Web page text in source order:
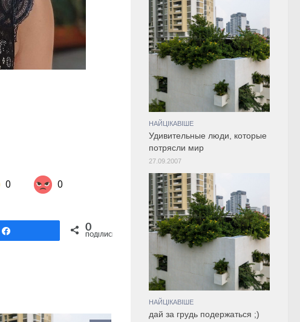
0 0
Share on Twitter 0
ПОДІЛИСЬ
НАЙЦІКАВІШЕ
Удивительные люди, которые
потрясли мир
27.09.2007
НАЙЦІКАВІШЕ
дай за грудь подержаться ;)